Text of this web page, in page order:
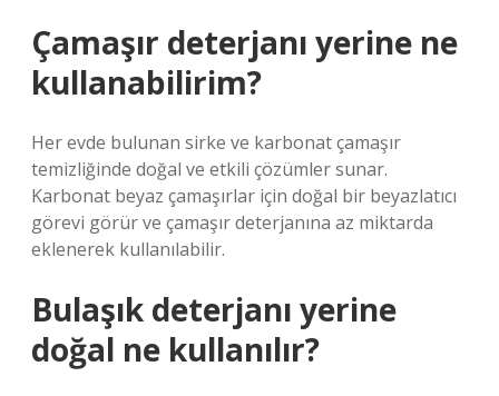
Çamaşır deterjanı yerine ne
kullanabilirim?
Her evde bulunan sirke ve karbonat çamaşır
temizliğinde doğal ve etkili çözümler sunar.
Karbonat beyaz çamaşırlar için doğal bir beyazlatıcı
görevi görür ve çamaşır deterjanına az miktarda
eklenerek kullanılabilir.
Bulaşık deterjanı yerine
doğal ne kullanılır?